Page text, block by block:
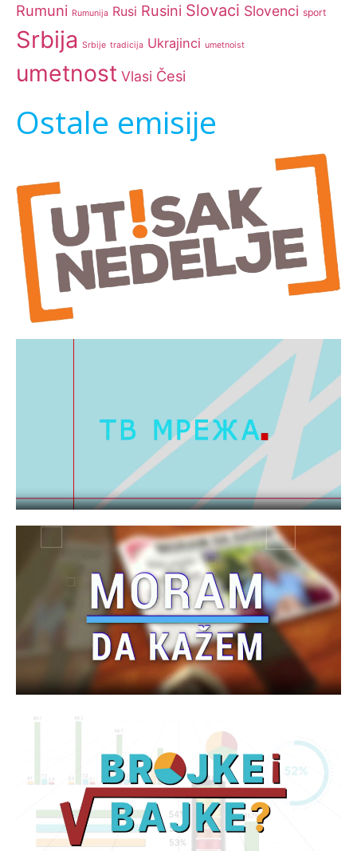
Rumuni Rumunija Rusi Rusini Slovaci Slovenci sport
Srbija Srbije tradicija Ukrajinci umetnoist
umetnost Vlasi Česi
Ostale emisije